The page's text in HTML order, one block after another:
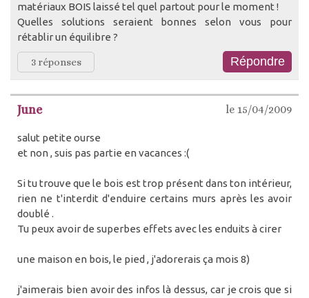
matériaux BOIS laissé tel quel partout pour le moment !
Quelles solutions seraient bonnes selon vous pour
rétablir un équilibre ?
3 réponses
June le 15/04/2009
salut petite ourse
et non , suis pas partie en vacances :(
Si tu trouve que le bois est trop présent dans ton intérieur,
rien ne t'interdit d'enduire certains murs après les avoir
doublé .
Tu peux avoir de superbes effets avec les enduits à cirer
une maison en bois, le pied , j'adorerais ça mois 8)
j'aimerais bien avoir des infos là dessus, car je crois que si